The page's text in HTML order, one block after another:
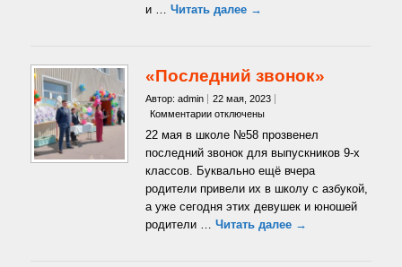
и … Читать далее →
«Последний звонок»
Автор: admin
22 мая, 2023
Комментариик
записи
звонок»
отключены
22 мая в школе №58 прозвенел
последний звонок для выпускников 9-х
классов. Буквально ещё вчера
родители привели их в школу с азбукой,
а уже сегодня этих девушек и юношей
родители … Читать далее →